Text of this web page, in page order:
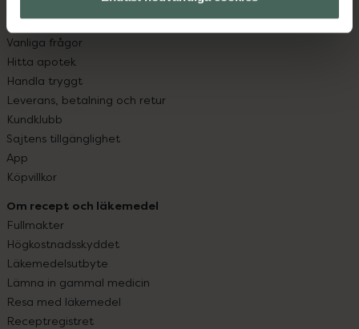
Kontakta oss
Vanliga frågor
Hitta apotek
Handla tryggt
Leverans, betalning och retur
Kundklubb
Sajtens tillgänglighet
App
Köpvillkor
Om recept och läkemedel
Fullmakter
Högkostnadsskyddet
Läkemedelsutbyte
Lämna in gammal medicin
Resa med läkemedel
Receptregistret